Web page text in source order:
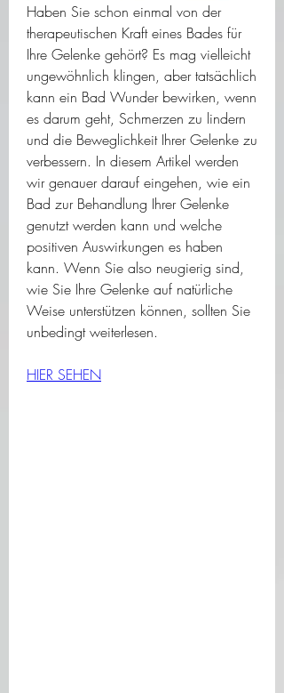
Haben Sie schon einmal von der
therapeutischen Kraft eines Bades für
Ihre Gelenke gehört? Es mag vielleicht
ungewöhnlich klingen, aber tatsächlich
kann ein Bad Wunder bewirken, wenn
es darum geht, Schmerzen zu lindern
und die Beweglichkeit Ihrer Gelenke zu
verbessern. In diesem Artikel werden
wir genauer darauf eingehen, wie ein
Bad zur Behandlung Ihrer Gelenke
genutzt werden kann und welche
positiven Auswirkungen es haben
kann. Wenn Sie also neugierig sind,
wie Sie Ihre Gelenke auf natürliche
Weise unterstützen können, sollten Sie
unbedingt weiterlesen.
HIER SEHEN